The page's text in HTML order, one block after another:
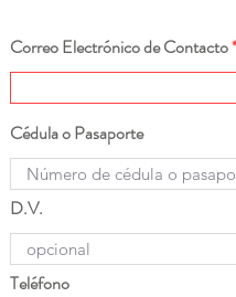
Correo Electrónico de Contacto
Cédula o Pasaporte
D.V.
Teléfono